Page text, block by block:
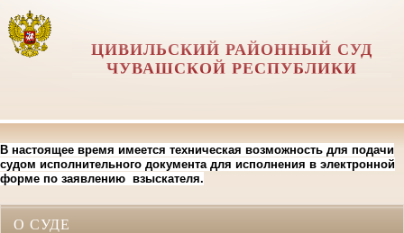
ЦИВИЛЬСКИЙ РАЙОННЫЙ СУД
ЧУВАШСКОЙ РЕСПУБЛИКИ
В настоящее время имеется техническая возможность для подачи
судом исполнительного документа для исполнения в электронной
форме по заявлению взыскателя.
О СУДЕ